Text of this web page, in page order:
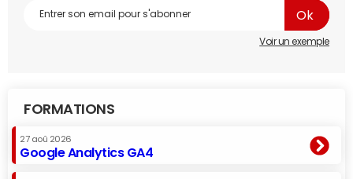
Voir un exemple
FORMATIONS
27 aoû 2026
Google Analytics GA4